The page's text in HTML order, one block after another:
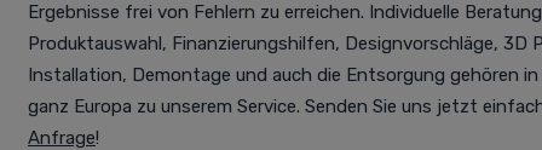
Ergebnisse frei von Fehlern zu erreichen. Individuelle
Produktauswahl, Finanzierungshilfen, Designvorschläge, 3D
Installation, Demontage und auch die Entsorgung gehören
ganz Europa zu unserem Service. Senden Sie uns jetzt
Anfrage!